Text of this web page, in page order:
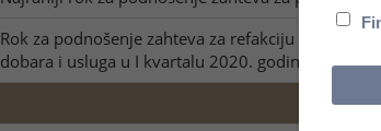
Rok za podnošenje zahteva za refakciju PDV
dobara i usluga u I kvartalu 2020. godine (Obrazac